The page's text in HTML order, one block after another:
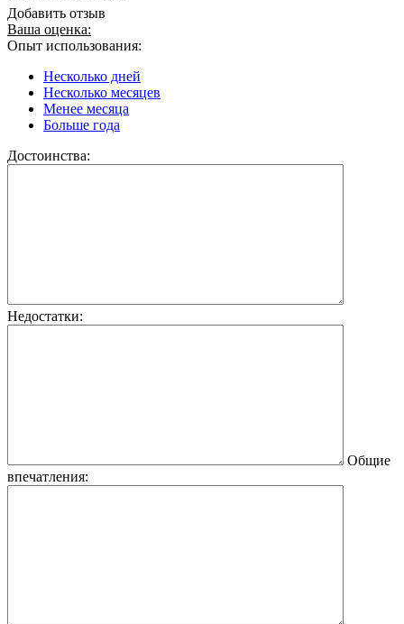
Добавить отзыв
Ваша оценка:
Опыт использования:
Несколько дней
Несколько месяцев
Менее месяца
Больше года
Достоинства:
Недостатки:
Общие
впечатления: